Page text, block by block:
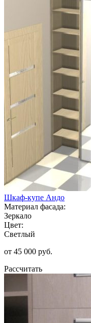
Шкаф-купе Андо
Материал фасада:
Зеркало
Цвет:
Светлый
от 45 000 руб.
Рассчитать